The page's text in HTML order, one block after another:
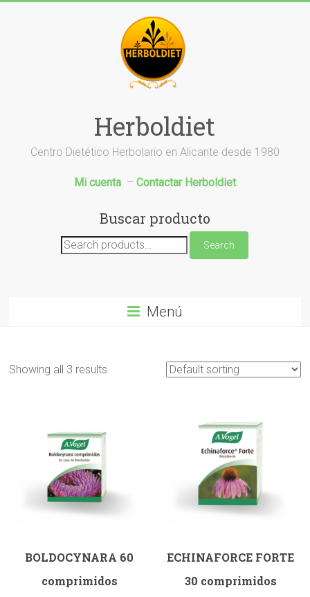
Herboldiet
Centro Dietético Herbolario en Alicante desde 1980
Mi cuenta – Contactar Herboldiet
Buscar producto
Search
for:
Search
Menú
Showing all 3 results
BOLDOCYNARA 60
comprimidos
ECHINAFORCE FORTE
30 comprimidos